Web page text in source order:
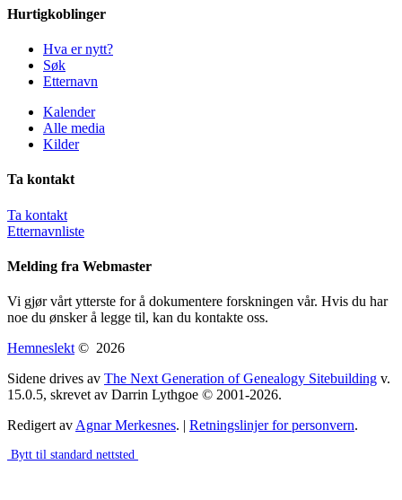
Hurtigkoblinger
Hva er nytt?
Søk
Etternavn
Kalender
Alle media
Kilder
Ta kontakt
Ta kontakt
Etternavnliste
Melding fra Webmaster
Vi gjør vårt ytterste for å dokumentere forskningen vår. Hvis du har
noe du ønsker å legge til, kan du kontakte oss.
Hemneslekt © 2026
Sidene drives av The Next Generation of Genealogy Sitebuilding v.
15.0.5, skrevet av Darrin Lythgoe © 2001-2026.
Redigert av Agnar Merkesnes. | Retningslinjer for personvern.
Bytt til standard nettsted